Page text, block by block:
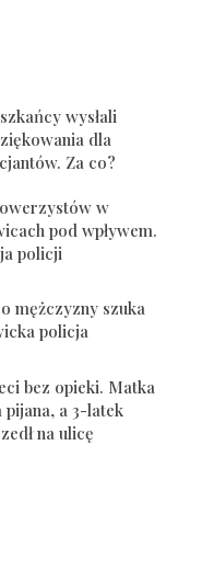
wysłali
dla
Za co?
w
pod wpływem.
policji
mężczyzny szuka
policja
bez opieki. Matka
pijana, a 3-latek
na ulicę